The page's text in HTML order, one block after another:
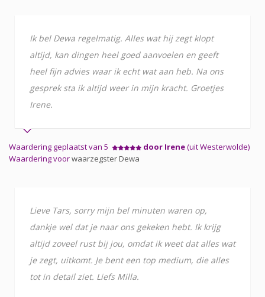
Ik bel Dewa regelmatig. Alles wat hij zegt klopt
altijd, kan dingen heel goed aanvoelen en geeft
heel fijn advies waar ik echt wat aan heb. Na ons
gesprek sta ik altijd weer in mijn kracht. Groetjes
Irene.
Waardering geplaatst van 5 door Irene(uit Westerwolde)
Waardering voorwaarzegster Dewa
Lieve Tars, sorry mijn bel minuten waren op,
dankje wel dat je naar ons gekeken hebt. Ik krijg
altijd zoveel rust bij jou, omdat ik weet dat alles wat
je zegt, uitkomt. Je bent een top medium, die alles
tot in detail ziet. Liefs Milla.